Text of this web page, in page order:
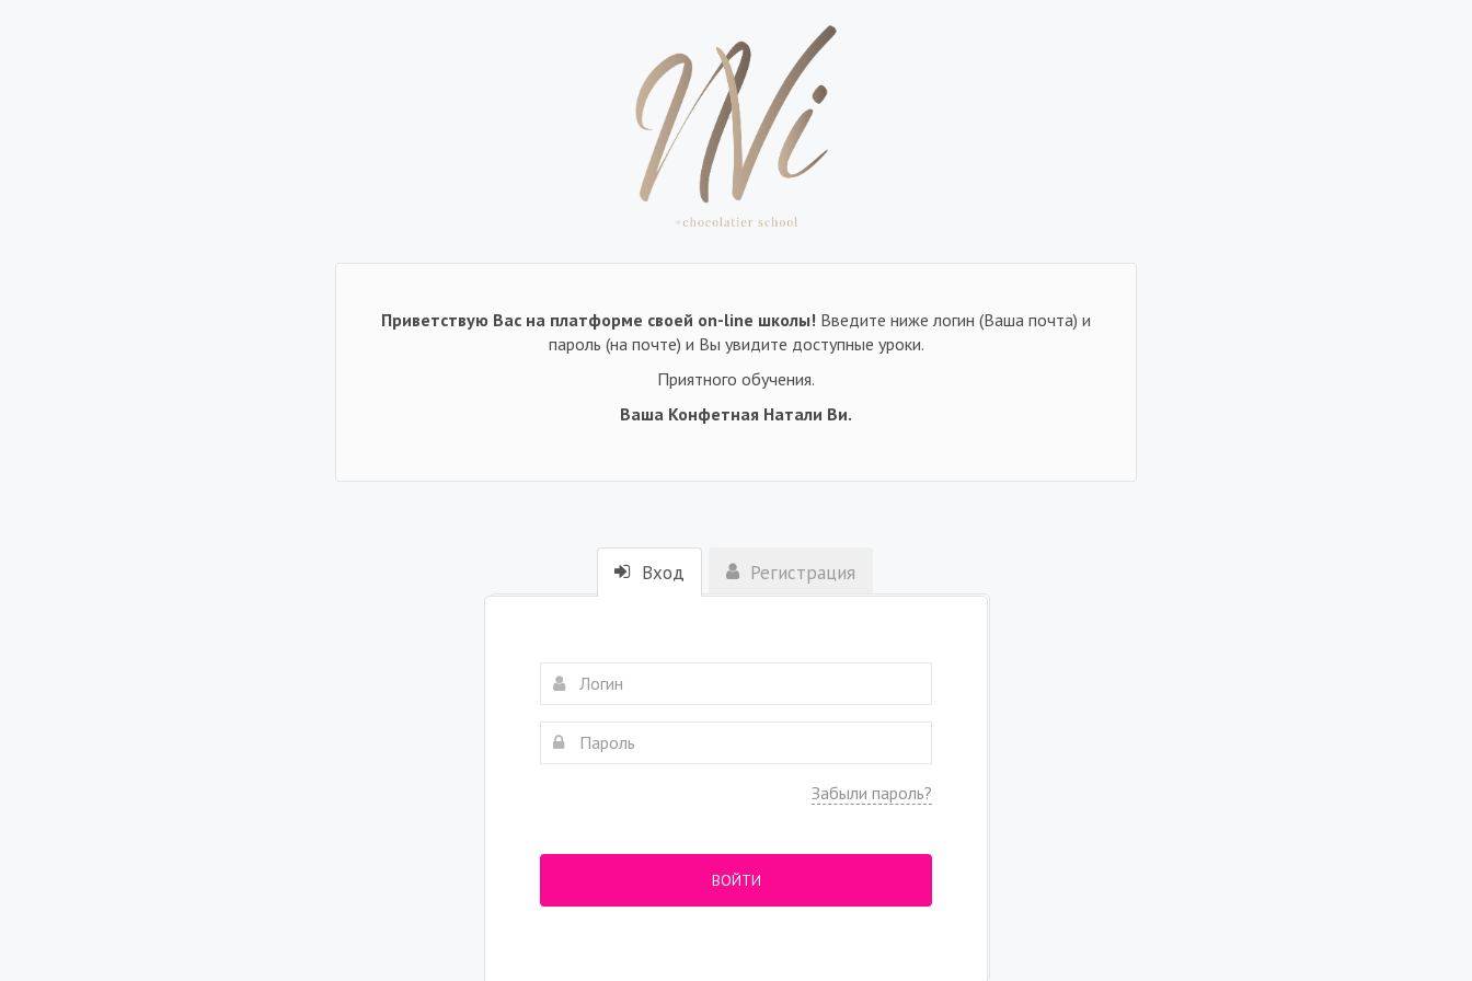
Приветствую Вас на платформе своей on-line школы! Введите ниже логин (Ваша почта) и
пароль (на почте) и Вы увидите доступные уроки.
Приятного обучения.
Ваша Конфетная Натали Ви.
Вход Регистрация
Забыли пароль?
ВОЙТИ